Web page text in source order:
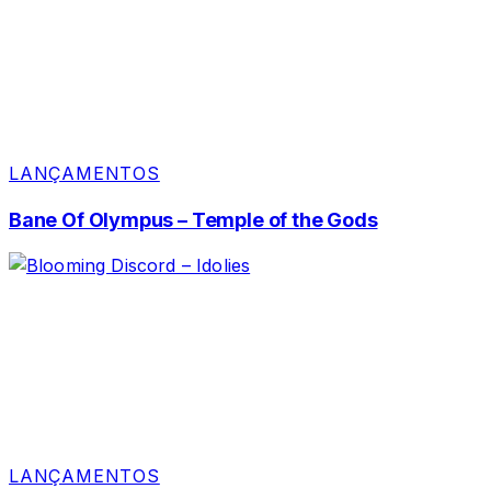
LANÇAMENTOS
Bane Of Olympus – Temple of the Gods
LANÇAMENTOS